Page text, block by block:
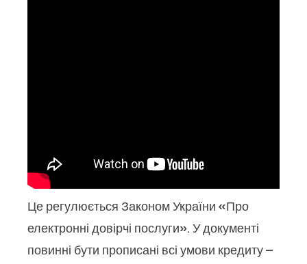
Це регулюється Законом України «Про
електронні довірчі послуги». У документі
повинні бути прописані всі умови кредиту –